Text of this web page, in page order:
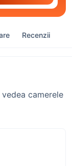
Recenzii
camerele